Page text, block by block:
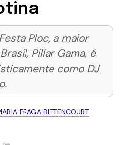
Ploc, a maior
Pillar Gama, é
como DJ
FRAGA BITTENCOURT